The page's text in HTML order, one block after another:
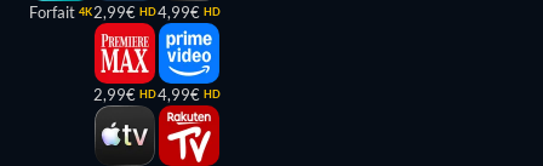
Forfait 4K2,99€ HD
2,99€ HD
4,99€ HD
4,99€ HD